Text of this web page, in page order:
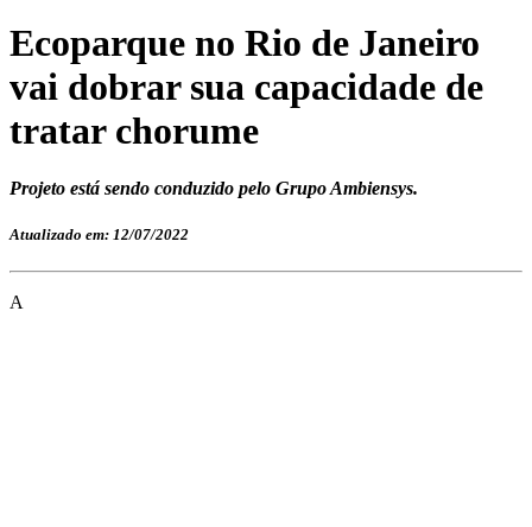
Ecoparque no Rio de Janeiro
vai dobrar sua capacidade de
tratar chorume
Projeto está sendo conduzido pelo Grupo Ambiensys.
Atualizado em: 12/07/2022
A